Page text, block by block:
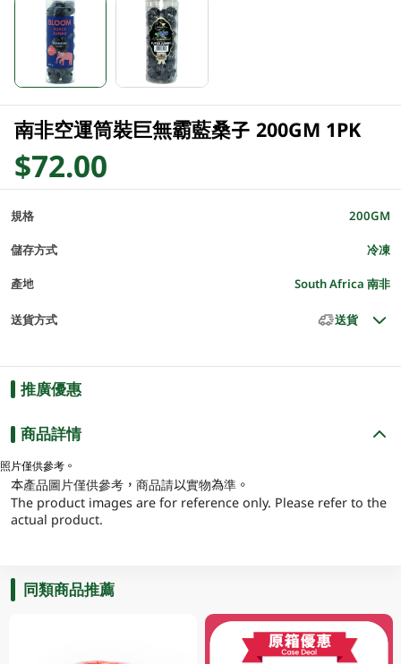
南非空運筒裝巨無霸藍桑子 200GM 1PK
$72.00
規格 200GM
儲存方式 冷凍
產地 South Africa 南非
送貨方式 送貨
推廣優惠
商品詳情
照片僅供參考。
本產品圖片僅供參考，商品請以實物為準。
The product images are for reference only. Please refer to the
actual product.
同類商品推薦